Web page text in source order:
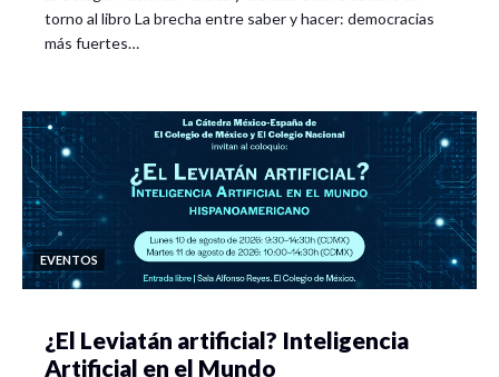
torno al libro La brecha entre saber y hacer: democracias
más fuertes…
EVENTOS
¿El Leviatán artificial? Inteligencia
Artificial en el Mundo